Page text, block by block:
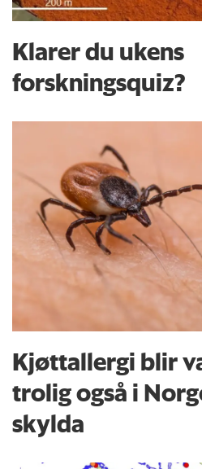
Klarer du ukens
forskningsquiz?
Kjøttallergi blir
trolig også i
skylda